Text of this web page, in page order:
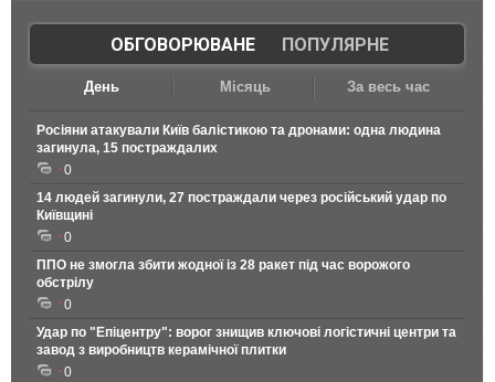
ОБГОВОРЮВАНЕ| ПОПУЛЯРНЕ
День Місяць За весь час
Росіяни атакували Київ балістикою та дронами: одна людина
загинула, 15 постраждалих
0
14 людей загинули, 27 постраждали через російський удар по
Київщині
0
ППО не змогла збити жодної із 28 ракет під час ворожого
обстрілу
0
Удар по "Епіцентру": ворог знищив ключові логістичні центри та
завод з виробництв керамічної плитки
0